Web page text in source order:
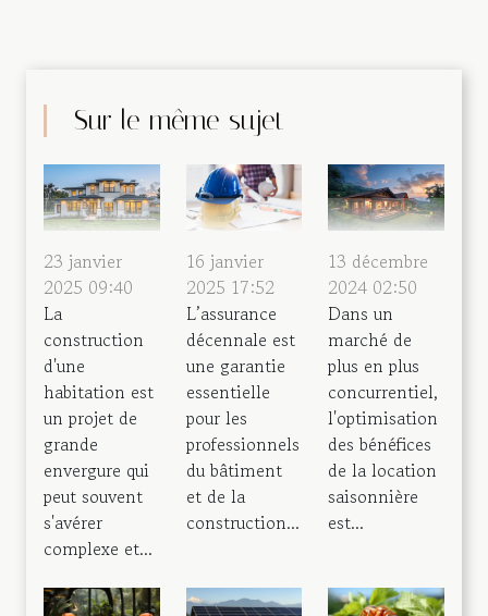
Sur le même sujet
23 janvier
2025 09:40
La
construction
d'une
habitation est
un projet de
grande
envergure qui
peut souvent
s'avérer
complexe et...
16 janvier
2025 17:52
L’assurance
décennale est
une garantie
essentielle
pour les
professionnels
du bâtiment
et de la
construction...
13 décembre
2024 02:50
Dans un
marché de
plus en plus
concurrentiel,
l'optimisation
des bénéfices
de la location
saisonnière
est...